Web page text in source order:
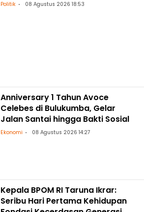
Politik 08 Agustus 2026 18:53
Anniversary 1 Tahun Avoce
Celebes di Bulukumba, Gelar
Jalan Santai hingga Bakti Sosial
Ekonomi 08 Agustus 2026 14:27
Kepala BPOM RI Taruna Ikrar:
Seribu Hari Pertama Kehidupan